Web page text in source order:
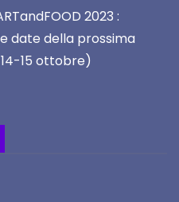
2023 :
date della prossima
15 ottobre)